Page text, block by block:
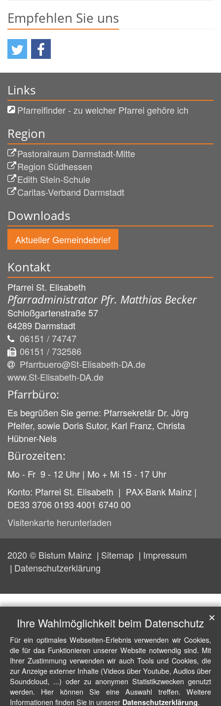
Empfehlen Sie uns
Links
Pfarreifinder - zu welcher Pfarrei gehöre ich
Region
Pastoralraum Darmstadt-Mitte
Region Südhessen
Edith Stein-Schule
Caritas-Verband Darmstadt
Downloads
Aktueller Gemeindebrief
Kontakt
Pfarrei St. Elisabeth
Pfarradministrator Pfr. Matthias Becker
Schloßgartenstraße 57
64289 Darmstadt
06151 / 74747
06151 / 732586
Pfarrbuero@St-Elisabeth-DA.de
www.St-Elisabeth-DA.de
Pfarrbüro:
Es begrüßen Sie gerne: Pfarrsekretär Dr. Jörg
Pfeifer, sowie Doris Sutor, Karl Franz, Christa
Hübner-Nels
Bürozeiten:
Mo - Fr 9 - 12 Uhr | Mo + Mi 15 - 17 Uhr
Konto: Pfarrei St. Elisabeth | PAX-Bank Mainz |
DE33 3706 0193 4001 6740 00
Visitenkarte herunterladen
2020 © Bistum Mainz Sitemap
Impressum
Datenschutzerklärung
Ihre Wahlmöglichkeit beim Datenschutz
Für ein optimales Webseiten-Erlebnis verwenden wir Cookies,
die für das Funktionieren unserer Website notwendig sind. Mit
Ihrer Zustimmung verwenden wir auch Tools und Cookies, die
zur Anzeige externer Inhalte (Videos über Youtube, Audios über
Soundcloud, ...) oder zu anonymen Statistikzwecken genutzt
werden. Hier können Sie eine Auswahl treffen. Weitere
Informationen finden Sie in unserer Datenschutzerklärung.
✕